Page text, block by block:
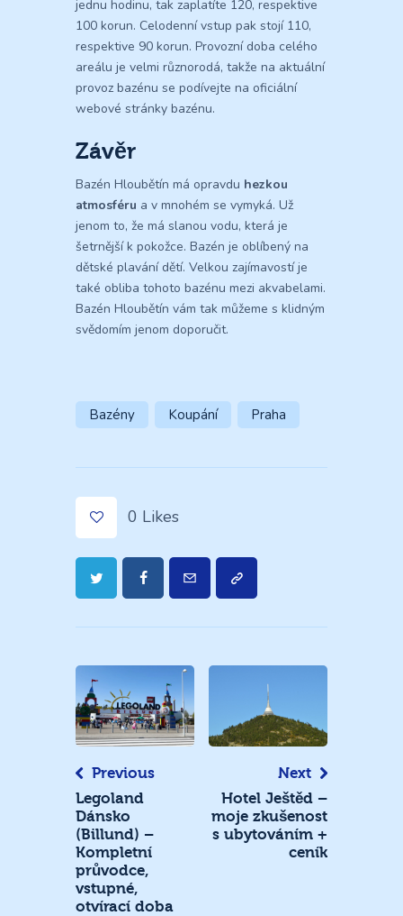
jednu hodinu, tak zaplatíte 120, respektive
100 korun. Celodenní vstup pak stojí 110,
respektive 90 korun. Provozní doba celého
areálu je velmi různorodá, takže na aktuální
provoz bazénu se podívejte na oficiální
webové stránky bazénu.
Závěr
Bazén Hloubětín má opravdu hezkou
atmosféru a v mnohém se vymyká. Už
jenom to, že má slanou vodu, která je
šetrnější k pokožce. Bazén je oblíbený na
dětské plavání dětí. Velkou zajímavostí je
také obliba tohoto bazénu mezi akvabelami.
Bazén Hloubětín vám tak můžeme s klidným
svědomím jenom doporučit.
Bazény Koupání Praha
0 Likes
Navigace
pro
příspěvek
Previous
Legoland
Dánsko
(Billund) –
Kompletní
průvodce,
vstupné,
otvírací doba
Next
Hotel Ještěd –
moje zkušenost
s ubytováním +
ceník